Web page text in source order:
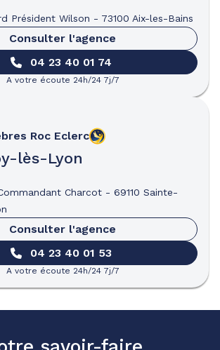
Président Wilson - 73100 Aix-les-Bains
Consulter l'agence
04 23 40 01 74
A votre écoute 24h/24 7j/7
Roc Eclerc
lès-Lyon
Charcot - 69110 Sainte-
Consulter l'agence
04 23 40 01 53
A votre écoute 24h/24 7j/7